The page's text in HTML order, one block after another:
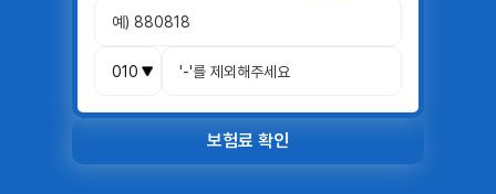
보험료 확인